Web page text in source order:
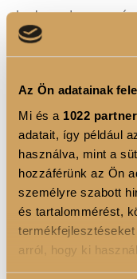
Az Ön adatainak
Mi és a 1022
adatait, így például
használva, mint a
hozzáférünk az Ön
személyre szabott
és tartalommérést,
arról, hogy ki
kedvenc Luxoya
megakadályozva
TERMÉK
•Sima, krémes
siklik az érzékeny
•Többfunkciós
kontúrozásához,
satírozáshoz
•Gazdag